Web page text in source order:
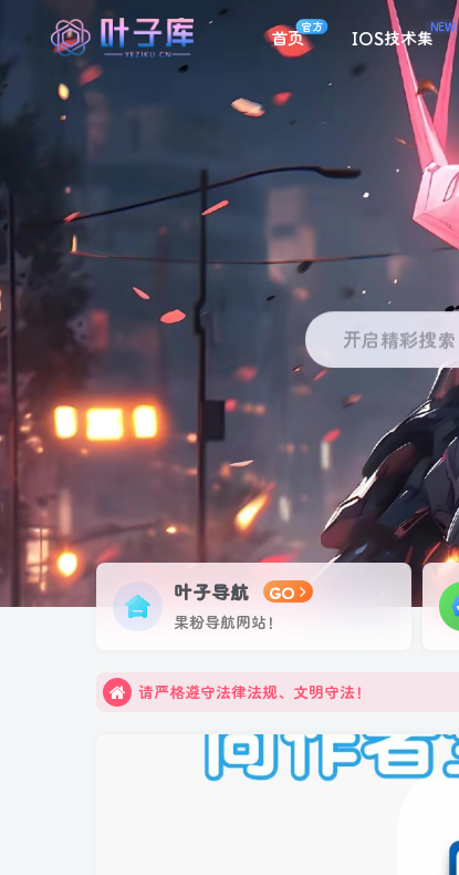
首页
官方
IOS技术集
NEW
开启精彩搜索
叶子导航 GO
果粉导航网站！
请严格遵守法律法规、文明守法！